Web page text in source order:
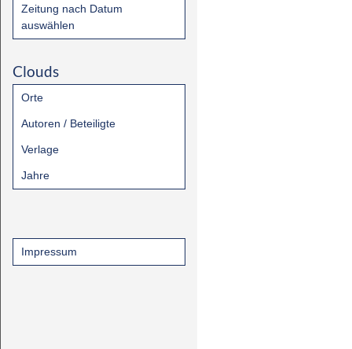
Zeitung nach Datum
auswählen
Clouds
Orte
Autoren / Beteiligte
Verlage
Jahre
Impressum